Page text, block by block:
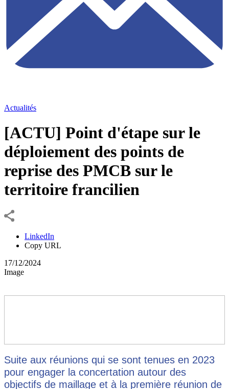
Actualités
[ACTU] Point d'étape sur le
déploiement des points de
reprise des PMCB sur le
territoire francilien
LinkedIn
Copy URL
17/12/2024
Image
Suite aux réunions qui se sont tenues en 2023
pour engager la concertation autour des
objectifs de maillage et à la première réunion de